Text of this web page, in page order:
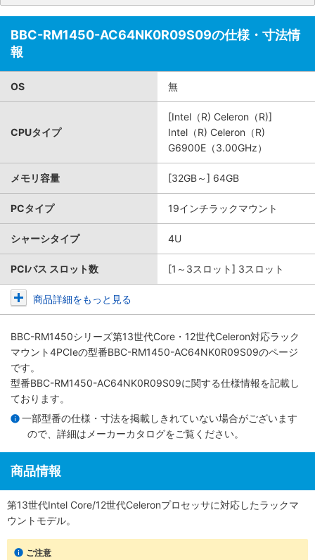
BBC-RM1450-AC64NK0R09S09の仕様・寸法情
報
OS 無
CPUタイプ
[Intel（R) Celeron（R)]
Intel（R) Celeron（R)
G6900E（3.00GHz）
メモリ容量 [32GB～] 64GB
PCタイプ 19インチラックマウント
シャーシタイプ 4U
PCIバス スロット数 [1～3スロット] 3スロット
商品詳細をもっと見る
BBC-RM1450シリーズ第13世代Core・12世代Celeron対応ラック
マウント4PCIeの型番BBC-RM1450-AC64NK0R09S09のページ
です。
型番BBC-RM1450-AC64NK0R09S09に関する仕様情報を記載し
ております。
一部型番の仕様・寸法を掲載しきれていない場合がございます
ので、詳細は メーカーカタログをご覧ください。
商品情報
第13世代Intel Core/12世代Celeronプロセッサに対応したラックマ
ウントモデル。
ご注意